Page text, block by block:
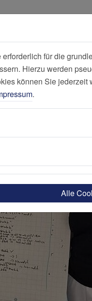
für die
Hierzu werden
können Sie jederzeit
.
Alle